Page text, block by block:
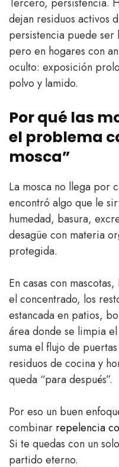
dejan residuos activos
persistencia puede ser
pero en hogares con
oculto: exposición
polvo y lamido.
Por qué las
el problema
mosca”
La mosca no llega por
encontró algo que le
humedad, basura,
desagüe con materia
protegida.
En casas con
el concentrado, los
estancada en patios,
área donde se limpia
suma el flujo de
residuos de cocina y
queda “para después”.
Por eso un buen
combinar repelencia
Si te quedas con un
partido eterno.